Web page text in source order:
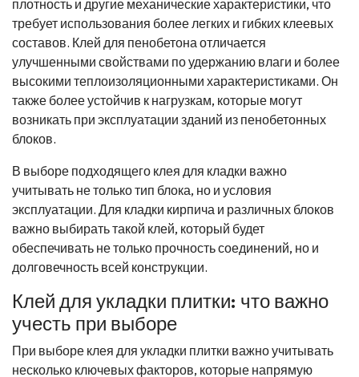
плотность и другие механические характеристики, что
требует использования более легких и гибких клеевых
составов. Клей для пенобетона отличается
улучшенными свойствами по удержанию влаги и более
высокими теплоизоляционными характеристиками. Он
также более устойчив к нагрузкам, которые могут
возникать при эксплуатации зданий из пенобетонных
блоков.
В выборе подходящего клея для кладки важно
учитывать не только тип блока, но и условия
эксплуатации. Для кладки кирпича и различных блоков
важно выбирать такой клей, который будет
обеспечивать не только прочность соединений, но и
долговечность всей конструкции.
Клей для укладки плитки: что важно
учесть при выборе
При выборе клея для укладки плитки важно учитывать
несколько ключевых факторов, которые напрямую